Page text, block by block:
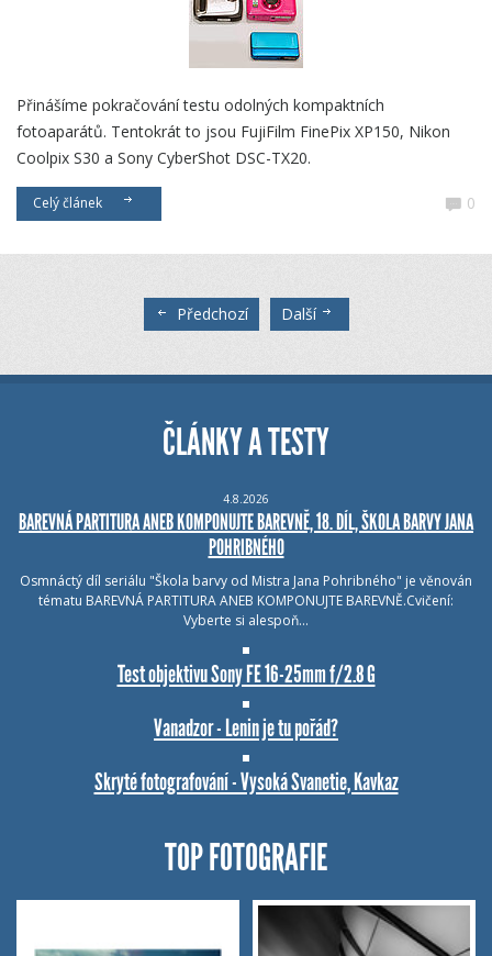
Přinášíme pokračování testu odolných kompaktních
fotoaparátů. Tentokrát to jsou FujiFilm FinePix XP150, Nikon
Coolpix S30 a Sony CyberShot DSC-TX20.
Celý článek 0
Předchozí Další
ČLÁNKY A TESTY
4.8.2026
BAREVNÁ PARTITURA ANEB KOMPONUJTE BAREVNĚ, 18. DÍL, ŠKOLA BARVY JANA
POHRIBNÉHO
Osmnáctý díl seriálu "Škola barvy od Mistra Jana Pohribného" je věnován
tématu BAREVNÁ PARTITURA ANEB KOMPONUJTE BAREVNĚ.Cvičení:
Vyberte si alespoň…
Test objektivu Sony FE 16-25mm f/2.8 G
Vanadzor - Lenin je tu pořád?
Skryté fotografování - Vysoká Svanetie, Kavkaz
TOP FOTOGRAFIE